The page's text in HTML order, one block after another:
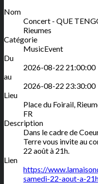
Nom
Concert - QUE
Rieumes
Catégorie
MusicEvent
Du
2026-08-22 21:00:00
au
2026-08-22 23:30:00
Lieu
Place du Foirail,
FR
Description
Dans le cadre de
Terre vous invite au
22 août à 21h.
Lien
https://
samedi-22-aout-a-